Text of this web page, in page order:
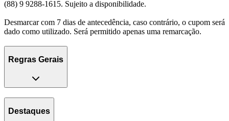
(88) 9 9288-1615. Sujeito a disponibilidade.
Desmarcar com 7 dias de antecedência, caso contrário, o cupom será
dado como utilizado. Será permitido apenas uma remarcação.
Regras Gerais
Destaques